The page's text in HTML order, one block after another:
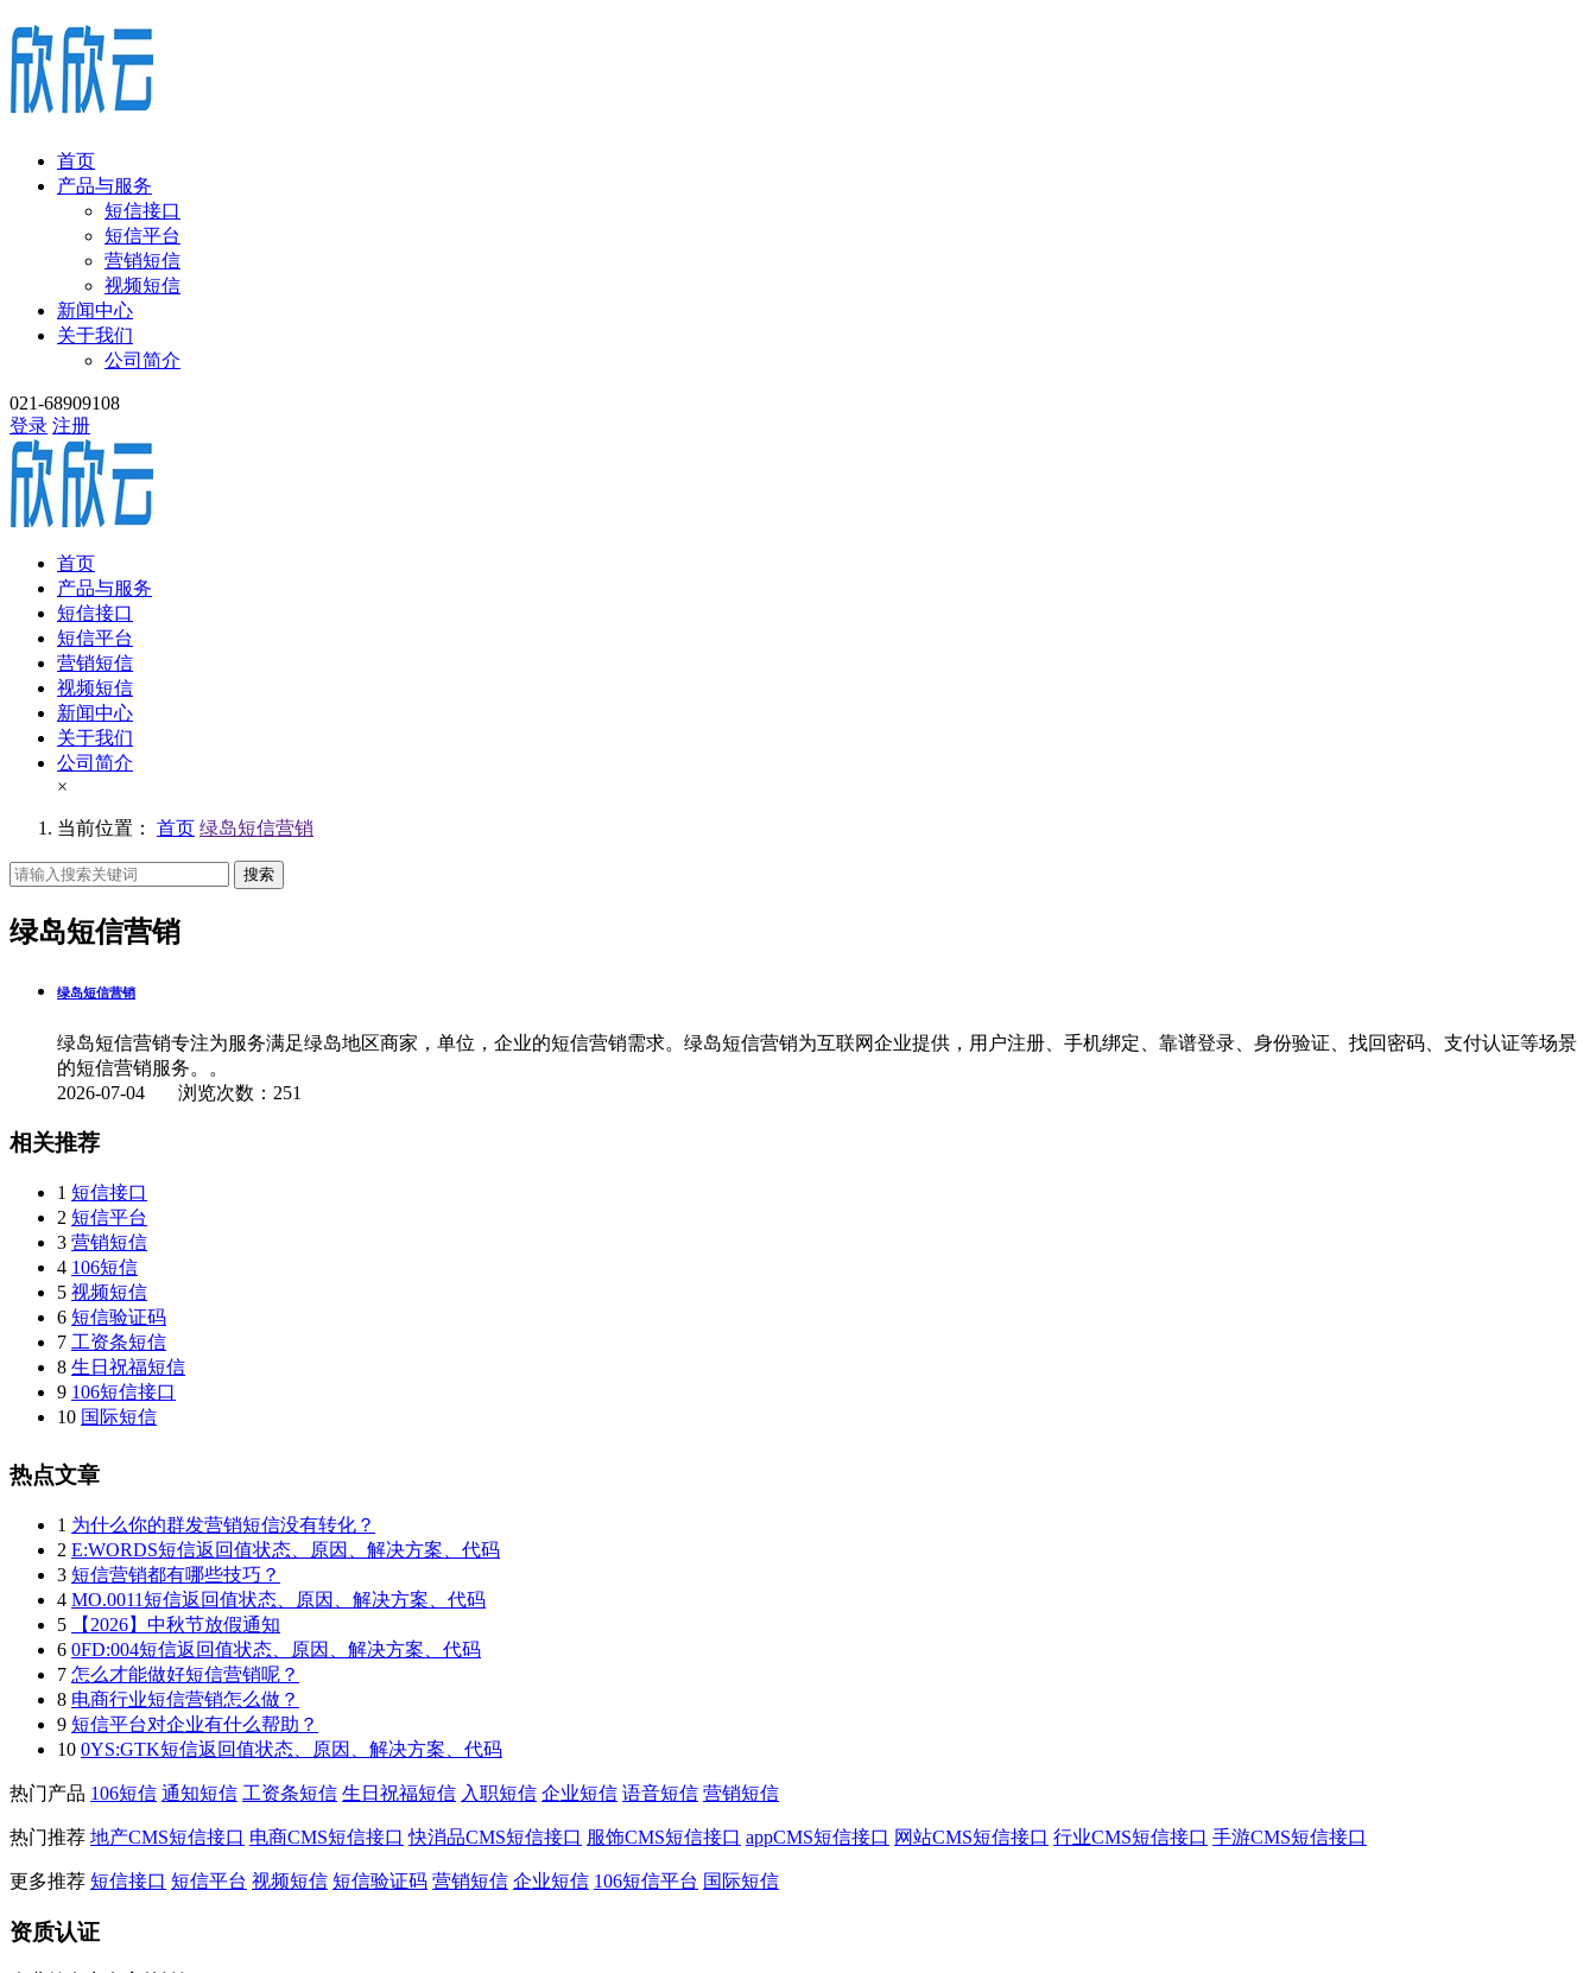
首页
产品与服务
短信接口
短信平台
营销短信
视频短信
新闻中心
关于我们
公司简介
021-68909108
登录 注册
首页
产品与服务
短信接口
短信平台
营销短信
视频短信
新闻中心
关于我们
公司简介
×
当前位置： 首页 绿岛短信营销
搜索
绿岛短信营销
绿岛短信营销
绿岛短信营销专注为服务满足绿岛地区商家，单位，企业的短信营销需求。绿岛短信营销为互联网企业提供，用户注册、手机绑定、靠谱登录、身份验证、找回密码、支付认证等场景
的短信营销服务。。
2026-07-04 浏览次数：251
相关推荐
1 短信接口
2 短信平台
3 营销短信
4 106短信
5 视频短信
6 短信验证码
7 工资条短信
8 生日祝福短信
9 106短信接口
10 国际短信
热点文章
1 为什么你的群发营销短信没有转化？
2 E:WORDS短信返回值状态、原因、解决方案、代码
3 短信营销都有哪些技巧？
4 MO.0011短信返回值状态、原因、解决方案、代码
5
【2026】中秋节放假通知
6 0FD:004短信返回值状态、原因、解决方案、代码
7 怎么才能做好短信营销呢？
8 电商行业短信营销怎么做？
9 短信平台对企业有什么帮助？
10 0YS:GTK短信返回值状态、原因、解决方案、代码
热门产品 106短信 通知短信 工资条短信 生日祝福短信 入职短信 企业短信 语音短信 营销短信
热门推荐 地产CMS短信接口 电商CMS短信接口 快消品CMS短信接口 服饰CMS短信接口 appCMS短信接口 网站CMS短信接口 行业CMS短信接口 手游CMS短信接口
更多推荐 短信接口 短信平台 视频短信 短信验证码 营销短信 企业短信 106短信平台 国际短信
资质认证